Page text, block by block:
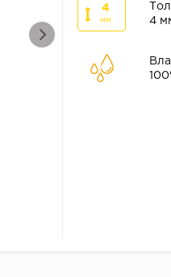
4
мм
4